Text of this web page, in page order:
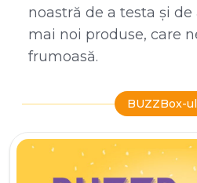
noastră de a testa și
mai noi produse, care
frumoasă.
BUZZBox-